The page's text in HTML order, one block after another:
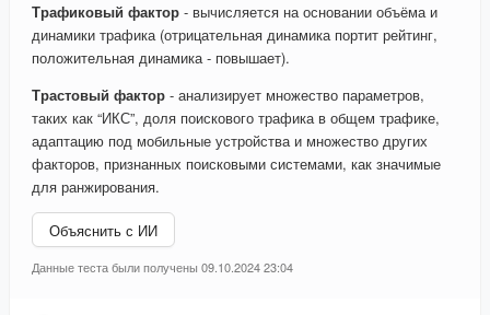
Трафиковый фактор - вычисляется на основании объёма и
динамики трафика (отрицательная динамика портит рейтинг,
положительная динамика - повышает).
Трастовый фактор - анализирует множество параметров,
таких как “ИКС”, доля поискового трафика в общем трафике,
адаптацию под мобильные устройства и множество других
факторов, признанных поисковыми системами, как значимые
для ранжирования.
Объяснить с ИИ
Данные теста были получены 09.10.2024 23:04